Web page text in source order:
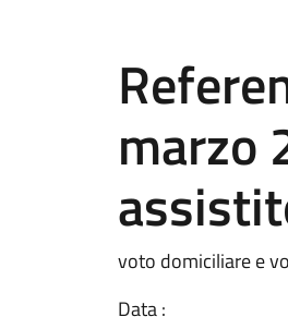
marzo
voto domiciliare e
Data :